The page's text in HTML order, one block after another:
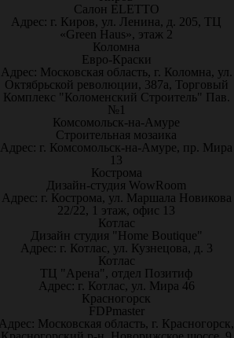
Салон ELETTO
Адрес: г. Киров, ул. Ленина, д. 205, ТЦ
«Green Haus», этаж 2
Коломна
Евро-Краски
Адрес: Московская область, г. Коломна, ул.
Октябрьской революции, 387а, Торговый
Комплекс "Коломенский Строитель" Пав.
№1
Комсомольск-на-Амуре
Строительная мозаика
Адрес: г. Комсомольск-на-Амуре, пр. Мира
13
Кострома
Дизайн-студия WowRoom
Адрес: г. Кострома, ул. Маршала Новикова
22/22, 1 этаж, офис 13
Котлас
Дизайн студия "Home Boutique"
Адрес: г. Котлас, ул. Кузнецова, д. 3
Котлас
ТЦ "Арена", отдел Позитиф
Адрес: г. Котлас, ул. Мира 46
Красногорск
FDPmaster
Московская область, г. Красногорск,